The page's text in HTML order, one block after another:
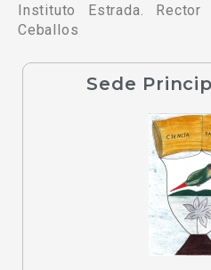
Instituto Estrada.
Ceballos
Sede